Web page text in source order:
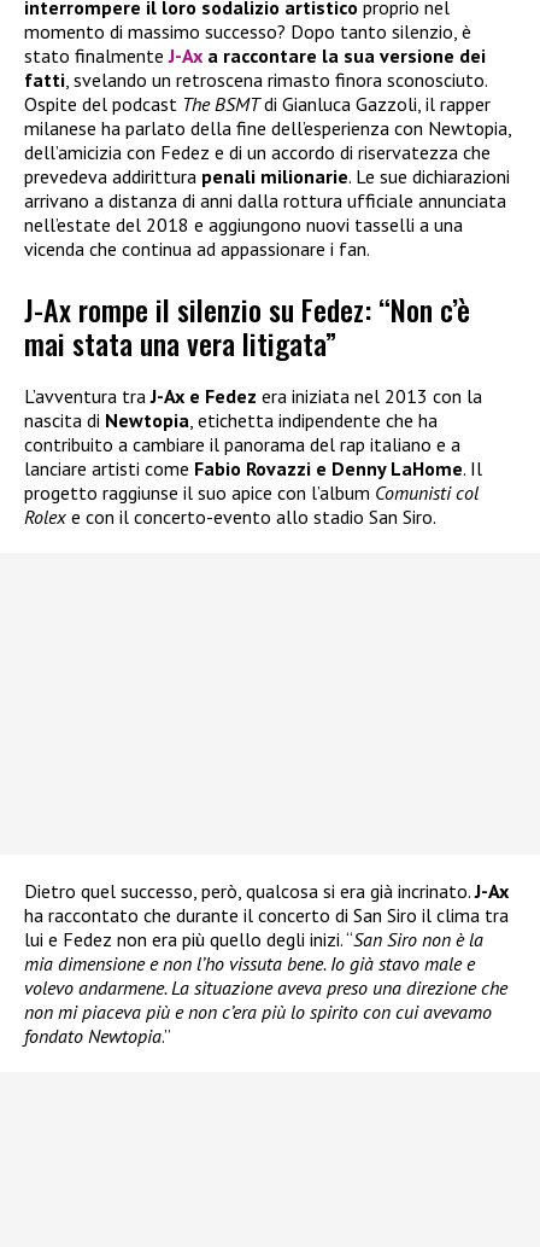
interrompere il loro sodalizio artistico proprio nel
momento di massimo successo? Dopo tanto silenzio, è
stato finalmenteJ-Ax a raccontare la sua versione dei
fatti, svelando un retroscena rimasto finora sconosciuto.
Ospite del podcast The BSMTdi Gianluca Gazzoli, il rapper
milanese ha parlato della fine dell’esperienza con Newtopia,
dell’amicizia con Fedez e di un accordo di riservatezza che
prevedeva addirittura penali milionarie. Le sue dichiarazioni
arrivano a distanza di anni dalla rottura ufficiale annunciata
nell’estate del 2018 e aggiungono nuovi tasselli a una
vicenda che continua ad appassionare i fan.
J-Ax rompe il silenzio su Fedez: “Non c’è
mai stata una vera litigata”
L’avventura traJ-Ax e Fedez era iniziata nel 2013 con la
nascita di Newtopia, etichetta indipendente che ha
contribuito a cambiare il panorama del rap italiano e a
lanciare artisti come Fabio Rovazzi e Denny LaHome. Il
progetto raggiunse il suo apice con l’album Comunisti col
Rolex e con il concerto-evento allo stadio San Siro.
Dietro quel successo, però, qualcosa si era già incrinato.J-Ax
ha raccontato che durante il concerto di San Siro il clima tra
lui e Fedez non era più quello degli inizi. “San Siro non è la
mia dimensione e non l’ho vissuta bene. Io già stavo male e
volevo andarmene. La situazione aveva preso una direzione che
non mi piaceva più e non c’era più lo spirito con cui avevamo
fondato Newtopia.”